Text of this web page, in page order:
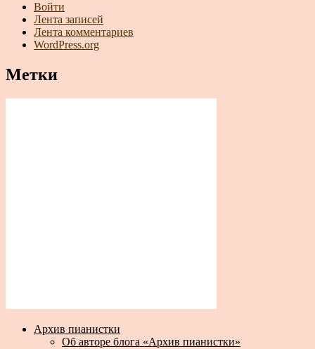
Войти
Лента записей
Лента комментариев
WordPress.org
Метки
Архив пианистки
Об авторе блога «Архив пианистки»